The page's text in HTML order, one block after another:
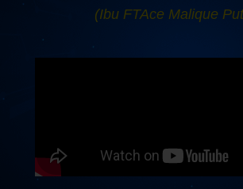
(Ibu FTAce Malique